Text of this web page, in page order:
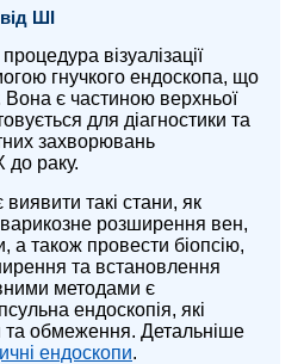
ШІ
візуалізації
гнучкого ендоскопа, що
Вона є частиною верхньої
для діагностики та
захворювань
до раку.
такі стани, як
розширення вен,
а також провести біопсію,
та встановлення
методами є
ендоскопія, які
та обмеження. Детальніше
ендоскопи.